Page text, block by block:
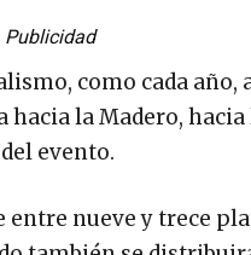
Publicidad
como cada año,
hacia la Madero,
evento.
nueve y trece